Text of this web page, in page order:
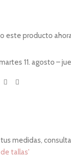
este producto
11. agosto –
medidas,
tallas'